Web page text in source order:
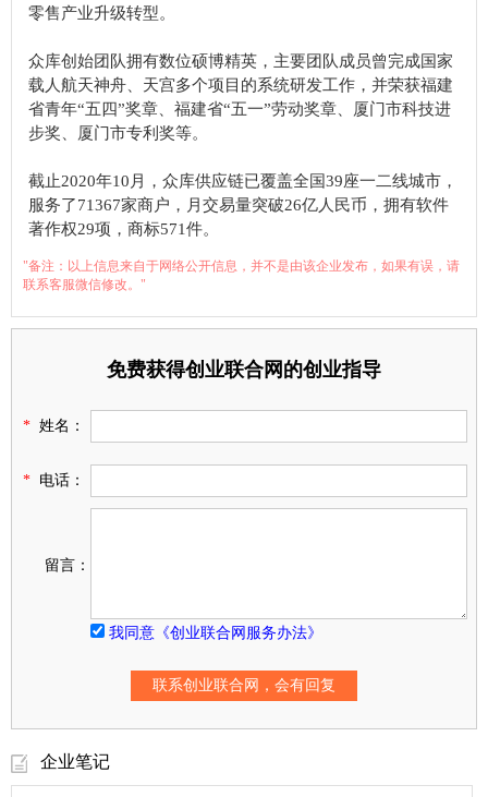
零售产业升级转型。
众库创始团队拥有数位硕博精英，主要团队成员曾完成国家
载人航天神舟、天宫多个项目的系统研发工作，并荣获福建
省青年“五四”奖章、福建省“五一”劳动奖章、厦门市科技进
步奖、厦门市专利奖等。
截止2020年10月，众库供应链已覆盖全国39座一二线城市，
服务了71367家商户，月交易量突破26亿人民币，拥有软件
著作权29项，商标571件。
"备注：以上信息来自于网络公开信息，并不是由该企业发布，如果有误，请
联系客服微信修改。"
免费获得创业联合网的创业指导
* 姓名：
* 电话：
留言：
我同意《创业联合网服务办法》
企业笔记